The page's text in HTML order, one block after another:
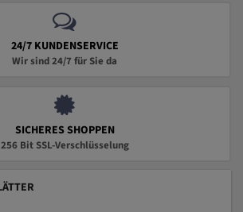
24/7 KUNDENSERVICE
Wir sind 24/7 für Sie da
SICHERES SHOPPEN
256 Bit SSL-Verschlüsselung